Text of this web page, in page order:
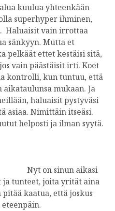
kuulua yhteenkään
superhyper ihminen,
Haluaisit vain irrottaa
sänkyyn. Mutta et
pelkäät ettet kestäisi sitä,
vain päästäisit irti. Koet
kontrolli, kun tuntuu, että
mukaan. Ja
haluaisit pystyväsi
asiaa. Nimittäin itseäsi.
helposti ja ilman syytä.
päästää irti.
aikasi
ja tunteet, joita yrität aina
kaatua, että joskus